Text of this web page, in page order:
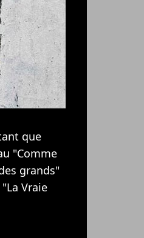
que
"Comme
grands"
Vraie